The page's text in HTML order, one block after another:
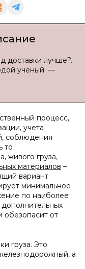
доставки лучше?.
ученый. —
процесс,
учета
соблюдения
то
живого груза,
материалов –
вариант
минимальное
по наиболее
обезопасит от
груза. Это
а